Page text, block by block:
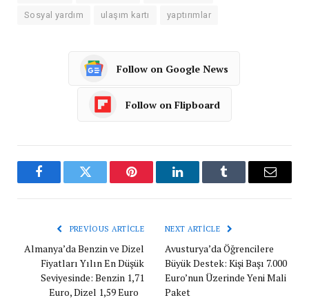
Sosyal yardım ulaşım kartı yaptırımlar
Follow on Google News
Follow on Flipboard
FacebookTwitter Pinterest LinkedInTumblr Email
PREVIOUS ARTICLE
Almanya’da Benzin ve Dizel
Fiyatları Yılın En Düşük
Seviyesinde: Benzin 1,71
Euro, Dizel 1,59 Euro
NEXT ARTICLE
Avusturya’da Öğrencilere
Büyük Destek: Kişi Başı 7.000
Euro’nun Üzerinde Yeni Mali
Paket